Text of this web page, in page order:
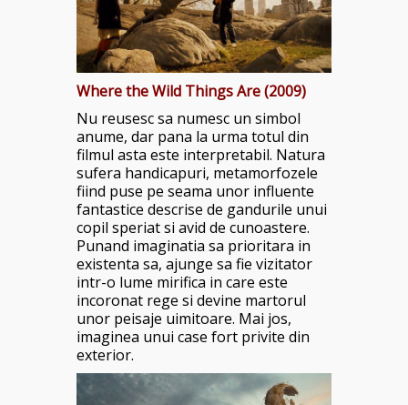
Where the Wild Things Are (2009)
Nu reusesc sa numesc un simbol
anume, dar pana la urma totul din
filmul asta este interpretabil. Natura
sufera handicapuri, metamorfozele
fiind puse pe seama unor influente
fantastice descrise de gandurile unui
copil speriat si avid de cunoastere.
Punand imaginatia sa prioritara in
existenta sa, ajunge sa fie vizitator
intr-o lume mirifica in care este
incoronat rege si devine martorul
unor peisaje uimitoare. Mai jos,
imaginea unui case fort privite din
exterior.